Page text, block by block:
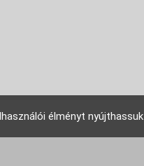
élményt nyújthassuk